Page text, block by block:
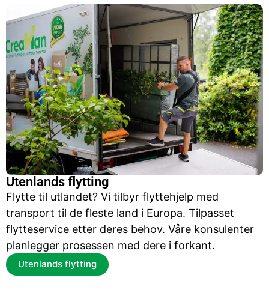
Utenlands flytting
Flytte til utlandet? Vi tilbyr flyttehjelp med
transport til de fleste land i Europa. Tilpasset
flytteservice etter deres behov. Våre konsulenter
planlegger prosessen med dere i forkant.
Utenlands flytting